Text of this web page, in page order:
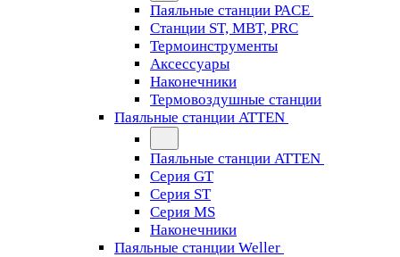
Паяльные станции PACE
Станции ST, MBT, PRC
Термоинструменты
Аксессуары
Наконечники
Термовоздушные станции
Паяльные станции ATTEN
Паяльные станции ATTEN
Серия GT
Серия ST
Серия MS
Наконечники
Паяльные станции Weller